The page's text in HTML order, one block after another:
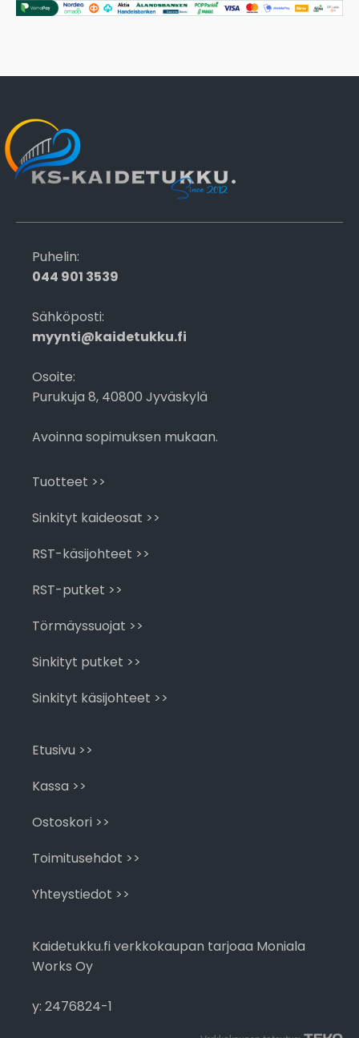
Puhelin:
044 901 3539
Sähköposti:
myynti@kaidetukku.fi
Osoite:
Purukuja 8, 40800 Jyväskylä
Avoinna sopimuksen mukaan.
Tuotteet >>
Sinkityt kaideosat >>
RST-käsijohteet >>
RST-putket >>
Törmäyssuojat >>
Sinkityt putket >>
Sinkityt käsijohteet >>
Etusivu >>
Kassa >>
Ostoskori >>
Toimitusehdot >>
Yhteystiedot >>
Kaidetukku.fi verkkokaupan tarjoaa Moniala
Works Oy
y: 2476824-1